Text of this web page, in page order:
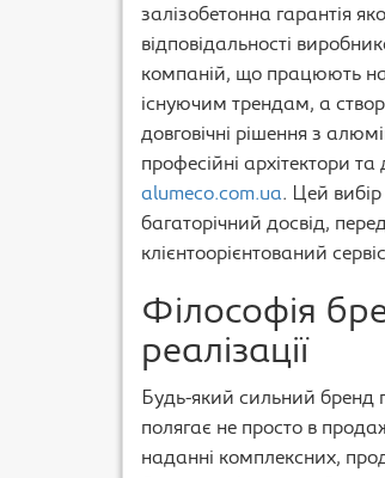
залізобетонна гарантія
відповідальності
компаній, що працюють на
існуючим трендам, а
довговічні рішення з
професійні архітектори
alumeco.com.ua. Цей
багаторічний досвід,
клієнтоорієнтований
Філософія
реалізації
Будь-який сильний бренд
полягає не просто в
наданні комплексних,